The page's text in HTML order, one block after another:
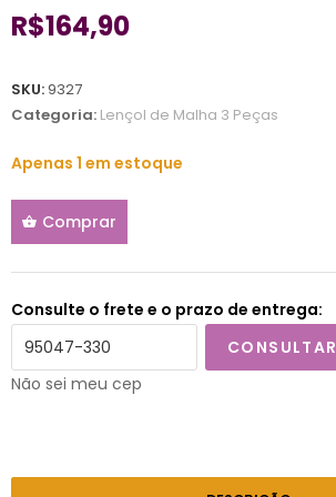
R$164,90
SKU:9327
Categoria: Lençol de Malha 3 Peças
Apenas 1 em estoque
Comprar
Consulte o frete e o prazo de entrega:
CONSULTAR
Não sei meu cep